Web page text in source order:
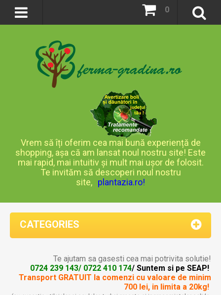
0
Vrem să îți oferim cea mai bună experiență de
shopping, așa că am lansat noul nostru site! Este
mai rapid, mai intuitiv și mult mai ușor de folosit.
Te invităm să descoperi noul nostru
site, plantazia.ro!
CATEGORIES
Te ajutam sa gasesti cea mai potrivita solutie!
0724 239 143/ 0722 410 174/ Suntem si pe SEAP!
Transport GRATUIT la comenzi cu valoare de minim
700 lei, in limita a 20kg!